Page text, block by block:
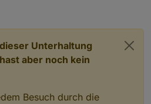
Unterhaltung
aber noch kein
Besuch durch die